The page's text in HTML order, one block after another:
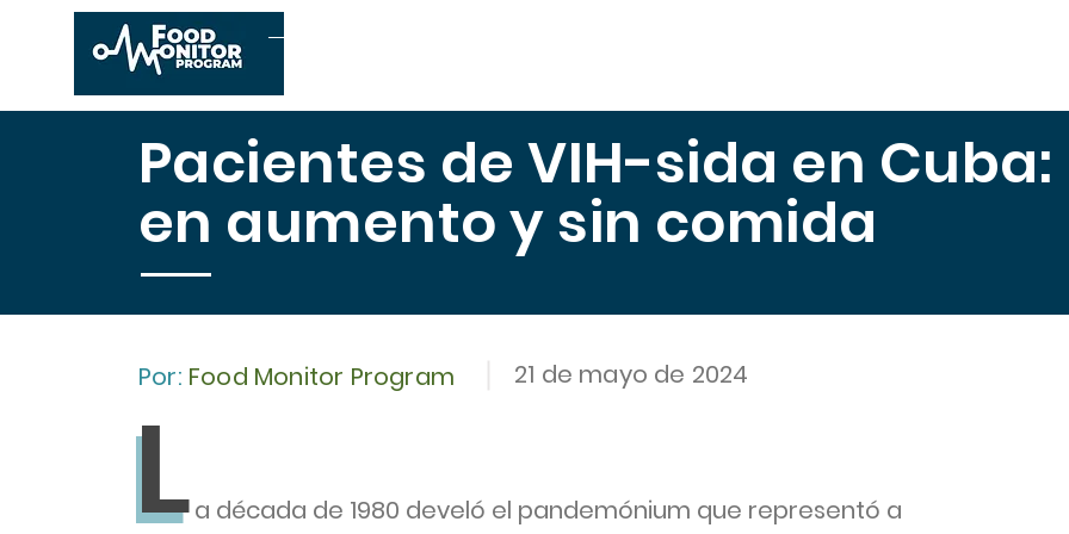
Pacientes de VIH-sida en Cuba:
en aumento y sin comida
Por: Food Monitor Program 21 de mayo de 2024
L
La década de 1980 develó el pandemónium que representó a